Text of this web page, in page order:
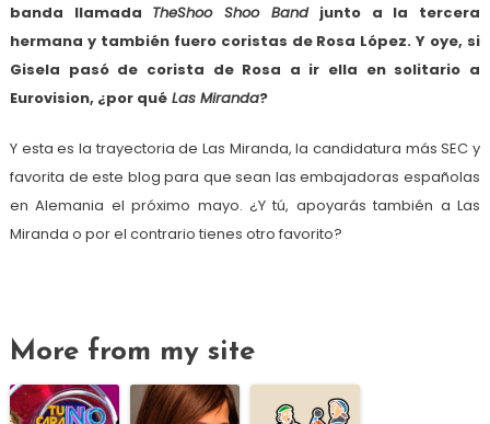
banda llamada TheShoo Shoo Bandjunto a la tercera
hermana y también fuero coristas de Rosa López. Y oye, si
Gisela pasó de corista de Rosa a ir ella en solitario a
Eurovision, ¿por quéLas Miranda?
Y esta es la trayectoria de Las Miranda, la candidatura más SEC y
favorita de este blog para que sean las embajadoras españolas
en Alemania el próximo mayo. ¿Y tú, apoyarás también a Las
Miranda o por el contrario tienes otro favorito?
More from my site